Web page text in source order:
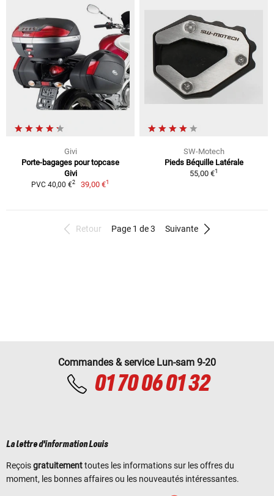
Givi
Porte-bagages pour topcase
Givi
PVC 40,00 €2 39,00 €1
SW-Motech
Pieds Béquille Latérale
55,00 €1
Retour Page 1 de 3 Suivante
Commandes & service Lun-sam 9-20
01 70 06 01 32
La lettre d'information Louis
Reçoisgratuitementtoutes les informations sur les offres du
moment, les bonnes affaires ou les nouveautés intéressantes.